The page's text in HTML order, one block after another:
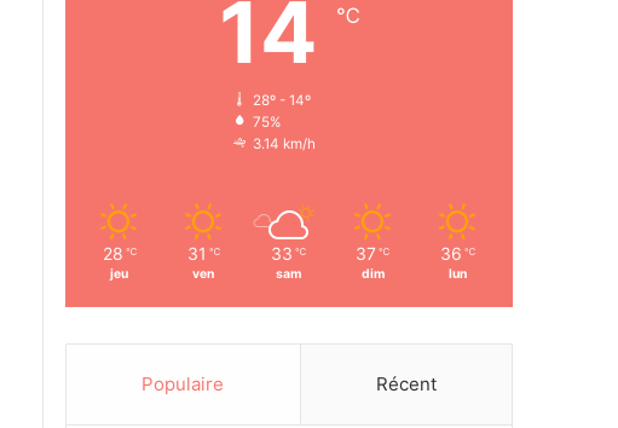
14 ℃
28º - 14º
75%
3.14 km/h
28 ℃
jeu
31 ℃
ven
33 ℃
sam
37 ℃
dim
36 ℃
lun
Populaire Récent